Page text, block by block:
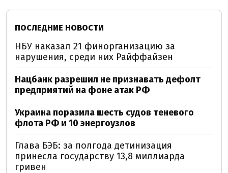
ПОСЛЕДНИЕ НОВОСТИ
НБУ наказал 21 финорганизацию за
нарушения, среди них Райффайзен
Нацбанк разрешил не признавать дефолт
предприятий на фоне атак РФ
Украина поразила шесть судов теневого
флота РФ и 10 энергоузлов
Глава БЭБ: за полгода детинизация
принесла государству 13,8 миллиарда
гривен